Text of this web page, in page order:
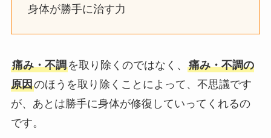
身体が勝手に治す力
痛み・不調を取り除くのではなく、 痛み・不調の
原因のほうを取り除くことによって、不思議です
が、あとは勝手に身体が修復していってくれるの
です。